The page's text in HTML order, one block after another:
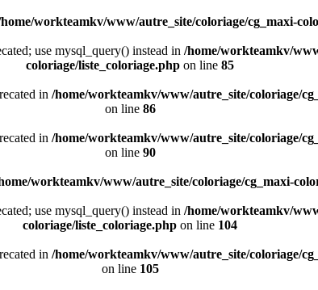
workteamkv/www/autre_site/coloriage/cg_maxi-
use mysql_query() instead in /home/workteamkv/
coloriage/liste_coloriage.php on line 85
in /home/workteamkv/www/autre_site/coloriage/
on line 86
in /home/workteamkv/www/autre_site/coloriage/
on line 90
workteamkv/www/autre_site/coloriage/cg_maxi-
use mysql_query() instead in /home/workteamkv/
coloriage/liste_coloriage.php on line 104
in /home/workteamkv/www/autre_site/coloriage/
on line 105